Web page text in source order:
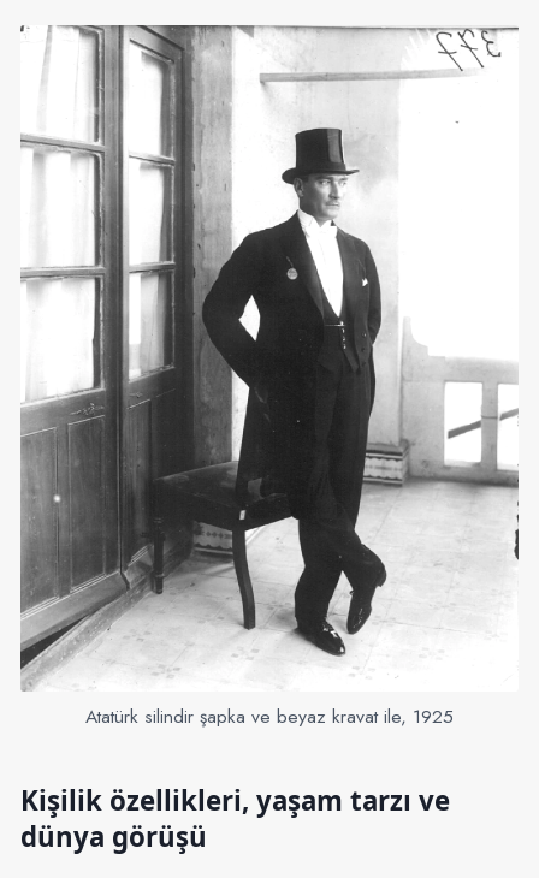
Atatürk silindir şapka ve beyaz kravat ile, 1925
Kişilik özellikleri, yaşam tarzı ve
dünya görüşü